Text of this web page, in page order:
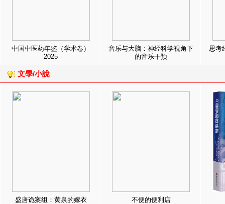
中国中医药年鉴（学术卷）
2025
音乐与大脑：神经科学视角下
的音乐干预
思考
文學/小說
盛唐诡案组：黄泉的嫁衣 不便的便利店